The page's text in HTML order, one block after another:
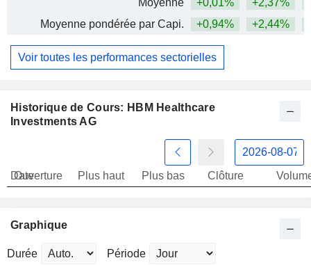
Moyenne +0,01% +2,37%
Moyenne pondérée par Capi.
+0,94% +2,44%
Voir toutes les performances sectorielles
Historique de Cours: HBM Healthcare
Investments AG
Date
Ouverture Plus haut Plus bas Clôture
Graphique
Durée Période